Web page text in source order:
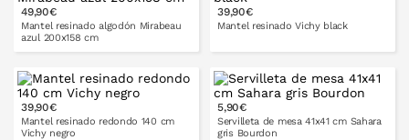
PONLO EN LA CESTA PONLO EN LA CESTA
49,90€
Mantel resinado algodón Mirabeau
azul 200x158 cm
PONLO EN LA CESTA
39,90€
Mantel resinado Vichy black
100x140 140x140
140x200 140x300
39,90€
Mantel resinado redondo 140 cm
Vichy negro
5,90€
Servilleta de mesa 41x41 cm Sahara
gris Bourdon